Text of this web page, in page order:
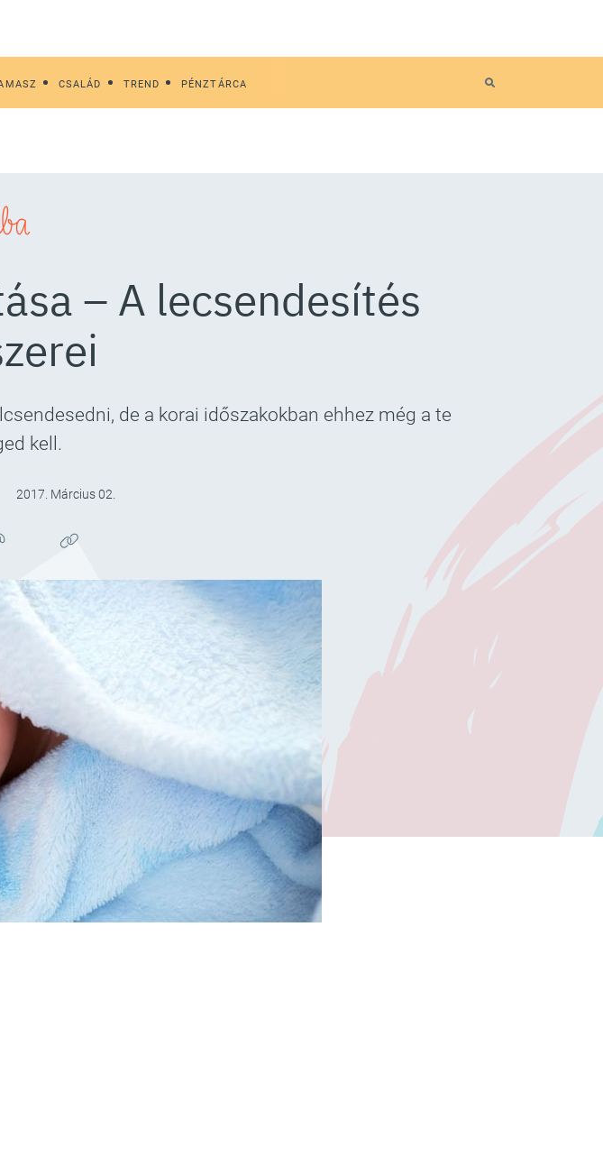
CSALÁD TREND PÉNZTÁRCA
– A lecsendesítés
de a korai időszakokban ehhez még a te
kell.
2017. Március 02.